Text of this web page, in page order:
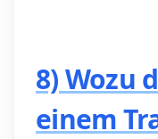
8) Wozu
einem